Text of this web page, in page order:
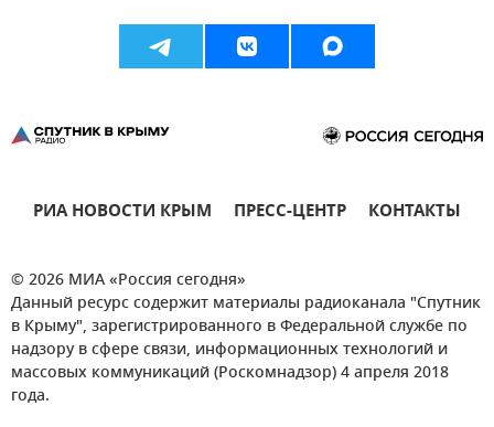
РИА НОВОСТИ КРЫМ ПРЕСС-ЦЕНТР КОНТАКТЫ
© 2026 МИА «Россия сегодня»
Данный ресурс содержит материалы радиоканала "Спутник
в Крыму", зарегистрированного в Федеральной службе по
надзору в сфере связи, информационных технологий и
массовых коммуникаций (Роскомнадзор) 4 апреля 2018
года.